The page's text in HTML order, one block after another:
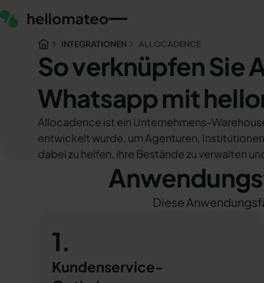
INTEGRATIONEN ALLOCADENCE
So verknüpfen Sie
Whatsapp mit
Allocadence ist ein Unternehmens-
entwickelt wurde, um Agenturen,
dabei zu helfen, ihre Bestände zu verwalten
Diese
1.
Kundenservice-